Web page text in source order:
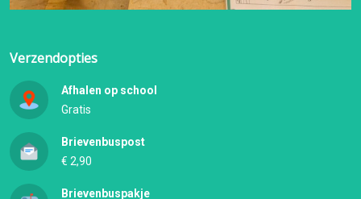
Verzendopties
Afhalen op school
Gratis
Brievenbuspost
€ 2,90
Brievenbuspakje